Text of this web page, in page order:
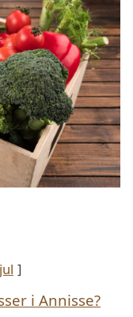
i Annisse?